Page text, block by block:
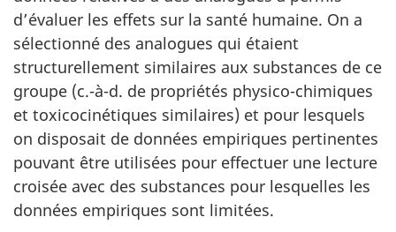
d’évaluer les effets sur la santé humaine. On a
sélectionné des analogues qui étaient
structurellement similaires aux substances de ce
groupe (c.-à-d. de propriétés physico-chimiques
et toxicocinétiques similaires) et pour lesquels
on disposait de données empiriques pertinentes
pouvant être utilisées pour effectuer une lecture
croisée avec des substances pour lesquelles les
données empiriques sont limitées.